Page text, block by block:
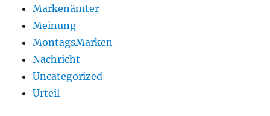
Markenämter
Meinung
MontagsMarken
Nachricht
Uncategorized
Urteil